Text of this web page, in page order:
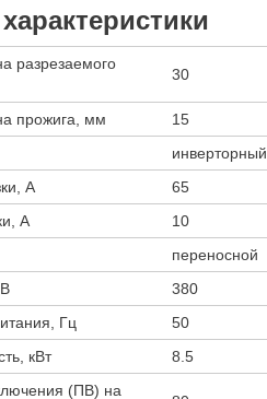
разрезаемого
30
прожига, мм
15
инверторный
А
65
А
10
переносной
380
Гц
50
кВт
8.5
(ПВ) на